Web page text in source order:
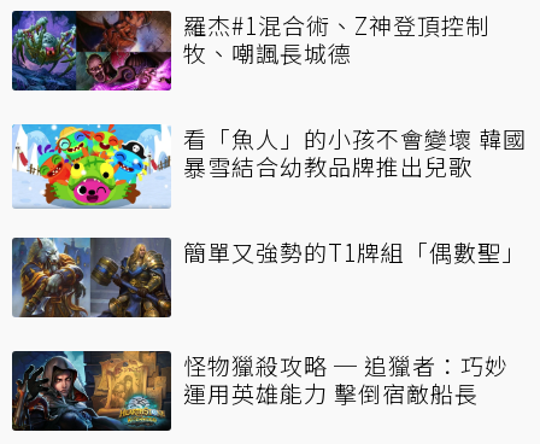
羅杰#1混合術、Z神登頂控制
牧、嘲諷長城德
看「魚人」的小孩不會變壞 韓國
暴雪結合幼教品牌推出兒歌
簡單又強勢的T1牌組「偶數聖」
怪物獵殺攻略 ─ 追獵者：巧妙
運用英雄能力 擊倒宿敵船長